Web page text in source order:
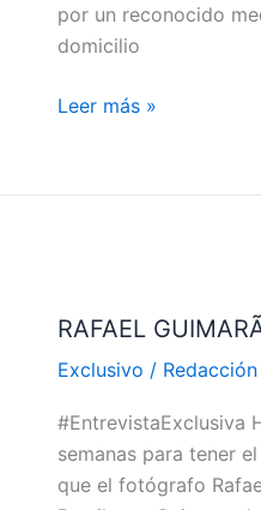
por un reconocido
domicilio
Y
TUVO
DESCOMPOSTURA
Leer más »
RAFAEL
Exclusivo /
#EntrevistaExclusiva
semanas para tener
que el fotógrafo
«EL
MEJOR
DE
FOZ
DO